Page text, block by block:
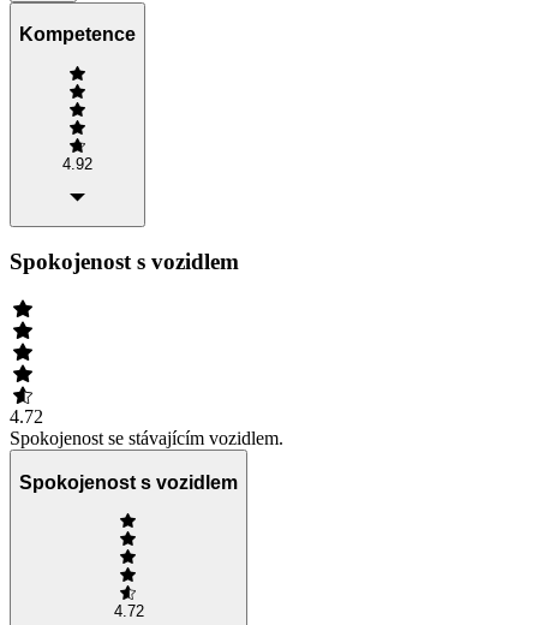
Kompetence
4.92
Spokojenost s vozidlem
4.72
Spokojenost se stávajícím vozidlem.
Spokojenost s vozidlem
4.72